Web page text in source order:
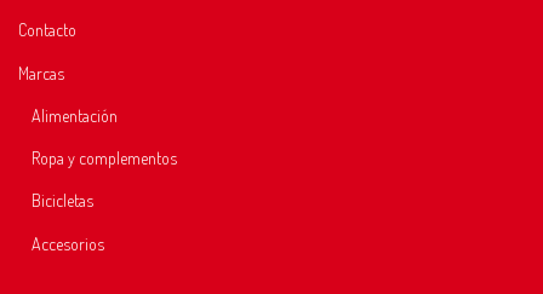
Contacto
Marcas
Alimentación
Ropa y complementos
Bicicletas
Accesorios